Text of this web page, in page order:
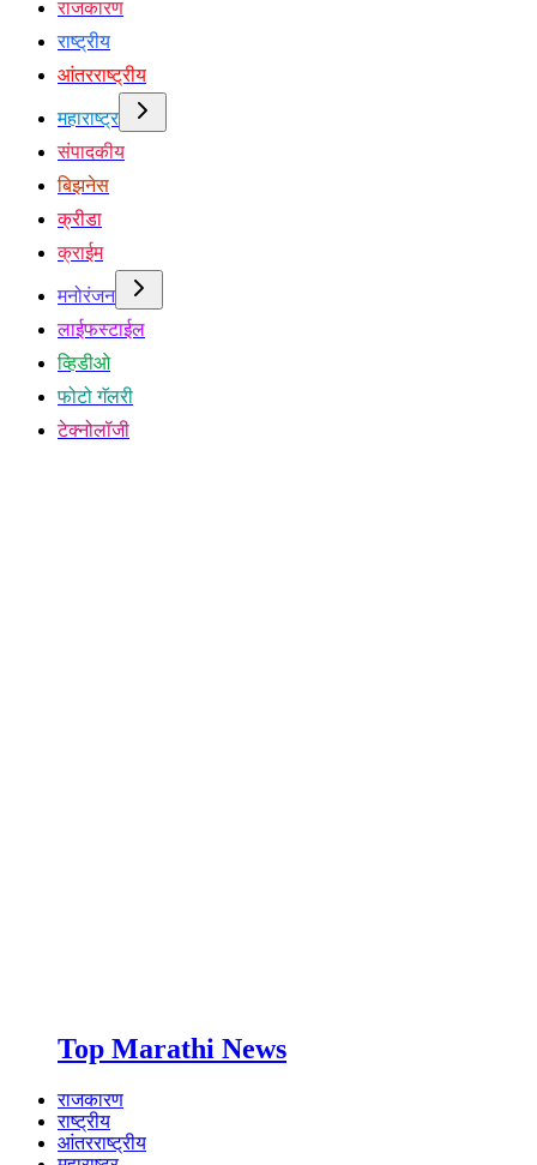
राजकारण
राष्ट्रीय
आंतरराष्ट्रीय
महाराष्ट्र
संपादकीय
बिझनेस
क्रीडा
क्राईम
मनोरंजन
लाईफस्टाईल
व्हिडीओ
फोटो गॅलरी
टेक्नोलॉजी
Top Marathi News
राजकारण
राष्ट्रीय
आंतरराष्ट्रीय